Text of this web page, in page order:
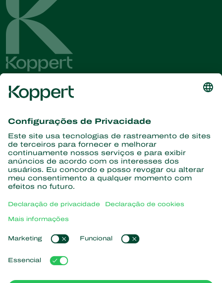
informações
Assine aqui
Parceiros com a natureza
Vespas Parasitoides
Nematoides benéficos
Microorganismos benéficos
Proteção de culturas
Sobre a Koppert
Centro de informações
Trabalhe na Koppert
Links de Interesse
Natutec
Koppert Global